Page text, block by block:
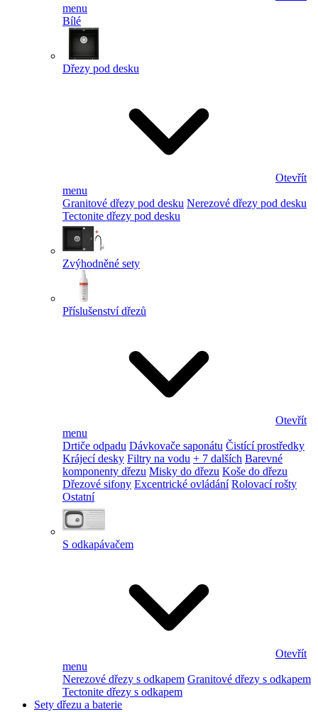
menu
Bílé
Dřezy pod desku
Otevřít
menu
Granitové dřezy pod desku Nerezové dřezy pod desku
Tectonite dřezy pod desku
Zvýhodněné sety
Příslušenství dřezů
Otevřít
menu
Drtiče odpadu Dávkovače saponátu Čistící prostředky
Krájecí desky Filtry na vodu + 7 dalších Barevné
komponenty dřezu Misky do dřezu Koše do dřezu
Dřezové sifony Excentrické ovládání Rolovací rošty
Ostatní
S odkapávačem
Otevřít
menu
Nerezové dřezy s odkapem Granitové dřezy s odkapem
Tectonite dřezy s odkapem
Sety dřezu a baterie